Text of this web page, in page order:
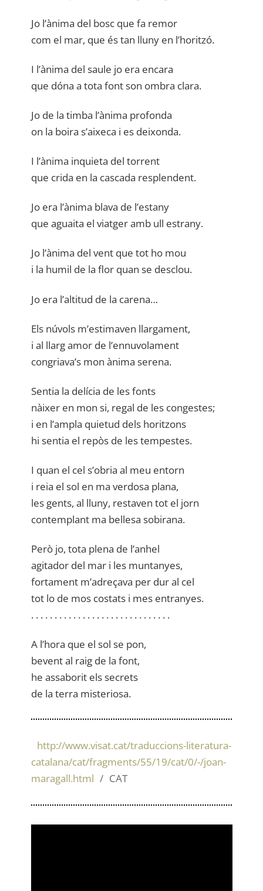
Jo l’ànima del bosc que fa remor
com el mar, que és tan lluny en l’horitzó.
I l’ànima del saule jo era encara
que dóna a tota font son ombra clara.
Jo de la timba l’ànima profonda
on la boira s’aixeca i es deixonda.
I l’ànima inquieta del torrent
que crida en la cascada resplendent.
Jo era l’ànima blava de l’estany
que aguaita el viatger amb ull estrany.
Jo l’ànima del vent que tot ho mou
i la humil de la flor quan se desclou.
Jo era l’altitud de la carena…
Els núvols m’estimaven llargament,
i al llarg amor de l’ennuvolament
congriava’s mon ànima serena.
Sentia la delícia de les fonts
nàixer en mon si, regal de les congestes;
i en l’ampla quietud dels horitzons
hi sentia el repòs de les tempestes.
I quan el cel s’obria al meu entorn
i reia el sol en ma verdosa plana,
les gents, al lluny, restaven tot el jorn
contemplant ma bellesa sobirana.
Però jo, tota plena de l’anhel
agitador del mar i les muntanyes,
fortament m’adreçava per dur al cel
tot lo de mos costats i mes entranyes.
. . . . . . . . . . . . . . . . . . . . . . . . . . . . . .
A l’hora que el sol se pon,
bevent al raig de la font,
he assaborit els secrets
de la terra misteriosa.
http://www.visat.cat/traduccions-literatura-
catalana/cat/fragments/55/19/cat/0/-/joan-
maragall.html
CAT